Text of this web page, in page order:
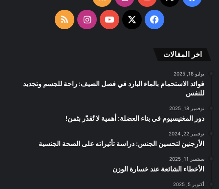
الموقع
فيسبوك
‫X
‫YouTubeانستقرامملخص
اخر المقالات
يوليو 18, 2025
فوائد الاستحمام بالماء البارد في فصل الصيف: راحة للجسم وتجديد
للنفس
نوفمبر 18, 2025
دور المغنيسيوم في بناء العضلة: أهمية لا تُقدّر بثمن!
نوفمبر 22, 2024
الأرجنين لتحسين الجنس: دراسة تأثيراته على الصحة الجنسية
سبتمبر 11, 2025
الأخطاء الشائعة عند خسارة الوزن
أكتوبر 5, 2025